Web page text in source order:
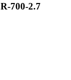
700-2.7